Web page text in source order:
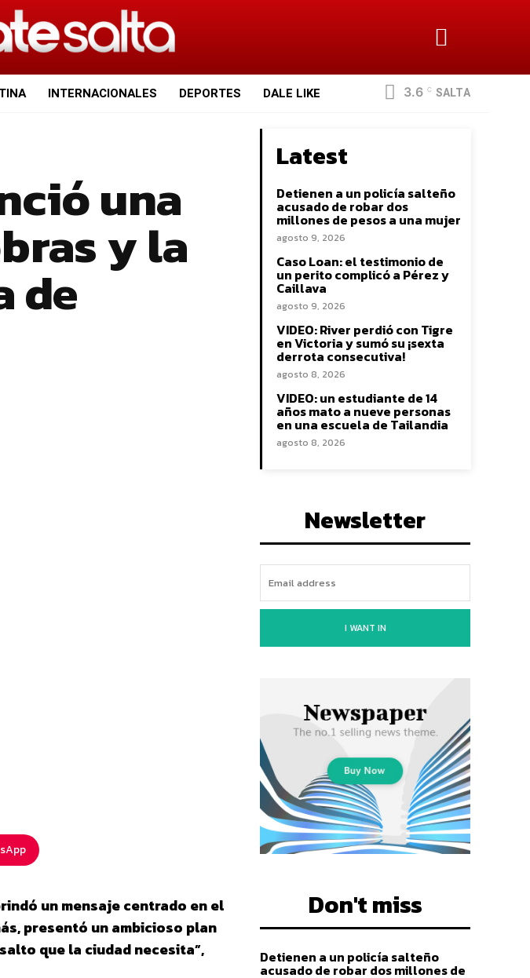
INTERNACIONALES DEPORTES DALE LIKE 3.6 C SALTA
una
y la
de
un mensaje centrado en el
presentó un ambicioso plan
que la ciudad necesita”,
Latest
Detienen a un policía salteño
acusado de robar dos
millones de pesos a una mujer
agosto 9, 2026
Caso Loan: el testimonio de
un perito complicó a Pérez y
Caillava
agosto 9, 2026
VIDEO: River perdió con Tigre
en Victoria y sumó su ¡sexta
derrota consecutiva!
agosto 8, 2026
VIDEO: un estudiante de 14
años mato a nueve personas
en una escuela de Tailandia
agosto 8, 2026
Newsletter
I WANT IN
Don't miss
Detienen a un policía salteño
acusado de robar dos millones de